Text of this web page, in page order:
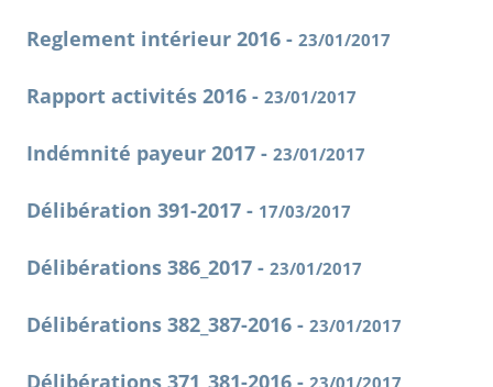
Reglement intérieur 2016 - 23/01/2017
Rapport activités 2016 - 23/01/2017
Indémnité payeur 2017 - 23/01/2017
Délibération 391-2017 - 17/03/2017
Délibérations 386_2017 - 23/01/2017
Délibérations 382_387-2016 - 23/01/2017